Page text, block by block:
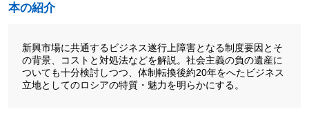
本の紹介
新興市場に共通するビジネス遂行上障害となる制度要因とそ
の背景、コストと対処法などを解説。社会主義の負の遺産に
ついても十分検討しつつ、体制転換後約20年をへたビジネス
立地としてのロシアの特質・魅力を明らかにする。